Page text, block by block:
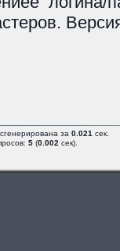
за 0.021 сек.
5 (0.002 сек).